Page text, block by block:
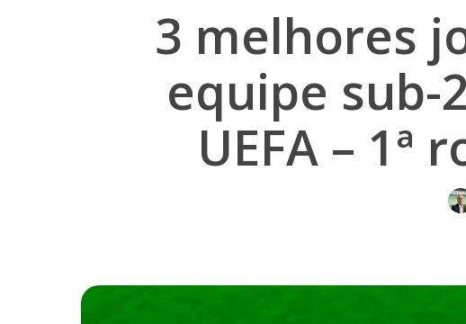
3 melhores
equipe sub-
UEFA –